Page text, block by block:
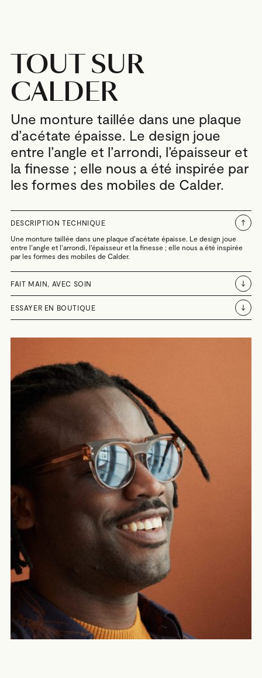
TOUT SUR
CALDER
Une monture taillée dans une plaque
d’acétate épaisse. Le design joue
entre l’angle et l’arrondi, l’épaisseur et
la finesse ; elle nous a été inspirée par
les formes des mobiles de Calder.
DESCRIPTION TECHNIQUE
Une monture taillée dans une plaque d’acétate épaisse. Le design joue
entre l’angle et l’arrondi, l’épaisseur et la finesse ; elle nous a été inspirée
par les formes des mobiles de Calder.
FAIT MAIN, AVEC SOIN
ESSAYER EN BOUTIQUE